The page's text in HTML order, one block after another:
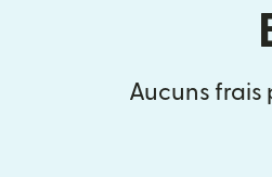
Aucuns frais